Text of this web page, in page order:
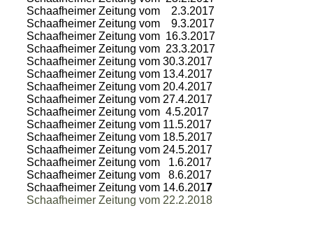
Schaafheimer Zeitung vom 2.3.2017
Schaafheimer Zeitung vom 9.3.2017
Schaafheimer Zeitung vom 16.3.2017
Schaafheimer Zeitung vom 23.3.2017
Schaafheimer Zeitung vom 30.3.2017
Schaafheimer Zeitung vom 13.4.2017
Schaafheimer Zeitung vom 20.4.2017
Schaafheimer Zeitung vom 27.4.2017
Schaafheimer Zeitung vom 4.5.2017
Schaafheimer Zeitung vom 11.5.2017
Schaafheimer Zeitung vom 18.5.2017
Schaafheimer Zeitung vom 24.5.2017
Schaafheimer Zeitung vom 1.6.2017
Schaafheimer Zeitung vom 8.6.2017
Schaafheimer Zeitung vom 14.6.2017
Schaafheimer Zeitung vom 22.2.2018